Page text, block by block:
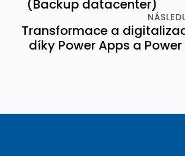
(Backup datacenter)
Transformace a
díky Power Apps a